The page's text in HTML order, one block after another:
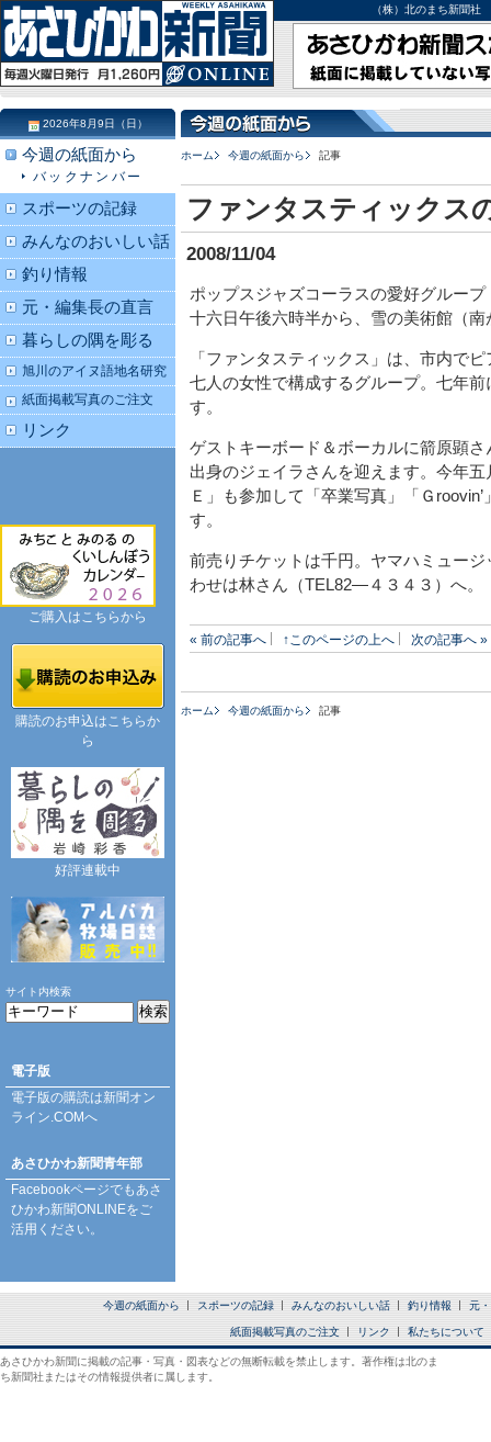
（株）北のまち新聞
ホーム 今週の紙面から 記事
ファンタスティックス
2008/11/04
ポップスジャズコーラスの愛好グルー
十六日午後六時半から、雪の美術館（
「ファンタスティックス」は、市内で
七人の女性で構成するグループ。七年
す。
ゲストキーボード＆ボーカルに箭原顕
出身のジェイラさんを迎えます。今年
Ｅ」も参加して「卒業写真」「Ｇ
す。
前売りチケットは千円。ヤマハミュー
わせは林さん（TEL82―４３４３）へ。
« 前の記事へ ↑このページの上へ 次の記事へ »
ホーム 今週の紙面から 記事
2026年8月9日（日）
今週の紙面から
バックナンバー
スポーツの記録
みんなのおいしい話
釣り情報
元・編集長の直言
暮らしの隅を彫る
旭川のアイヌ語地名研究
紙面掲載写真のご注文
リンク
ご購入はこちらから
購読のお申込はこちらか
ら
好評連載中
サイト内検索
電子版
電子版の購読は新聞オン
ライン.COMへ
あさひかわ新聞青年部
Facebookページでもあさ
ひかわ新聞ONLINEをご
活用ください。
今週の紙面から スポーツの記録 みんなのおいしい話 釣り情報 元
紙面掲載写真のご注文 リンク 私たちについて
あさひかわ新聞に掲載の記事・写真・図表などの無断転載を禁止します。著作権は北のま
ち新聞社またはその情報提供者に属します。